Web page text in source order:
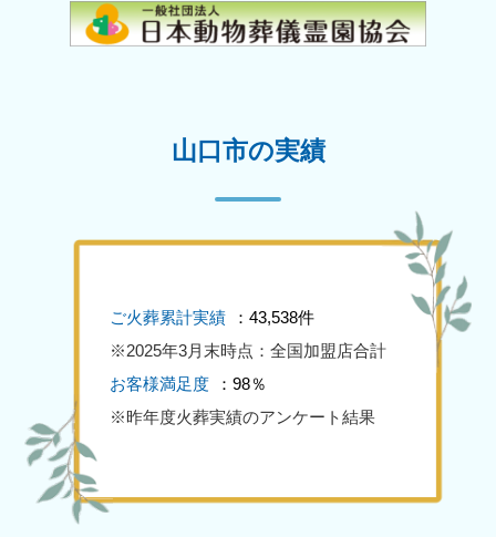
山口市の実績
ご火葬累計実績
：43,538件
※2025年3月末時点：全国加盟店合計
お客様満足度
：98％
※昨年度火葬実績のアンケート結果